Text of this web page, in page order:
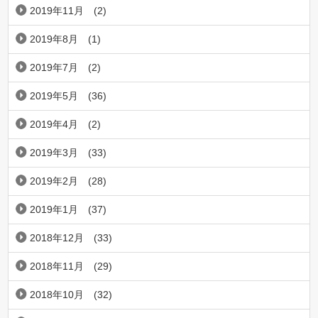
2019年11月 (2)
2019年8月 (1)
2019年7月 (2)
2019年5月 (36)
2019年4月 (2)
2019年3月 (33)
2019年2月 (28)
2019年1月 (37)
2018年12月 (33)
2018年11月 (29)
2018年10月 (32)